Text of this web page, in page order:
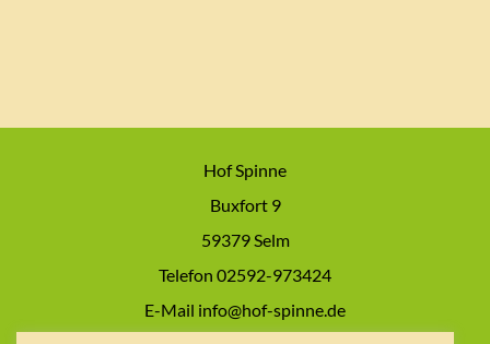
Hof Spinne
Buxfort 9
59379 Selm
Telefon 02592-973424
E-Mail info@hof-spinne.de